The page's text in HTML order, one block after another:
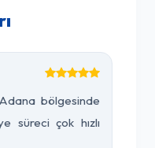
bölgesinde
süreci çok hızlı